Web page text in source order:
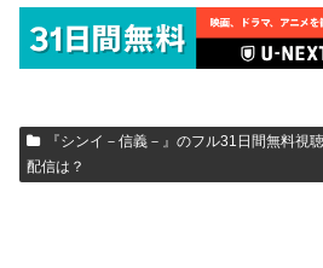
『シンイ－信義－』のフル31日間無料視
配信は？